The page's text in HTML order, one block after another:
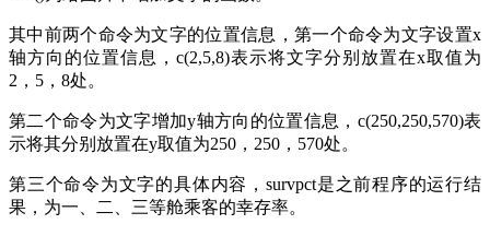
其中前两个命令为文字的位置信息，第一个命令为文字设置x
轴方向的位置信息，c(2,5,8)表示将文字分别放置在x取值为
2，5，8处。
第二个命令为文字增加y轴方向的位置信息，c(250,250,570)表
示将其分别放置在y取值为250，250，570处。
第三个命令为文字的具体内容，survpct是之前程序的运行结
果，为一、二、三等舱乘客的幸存率。